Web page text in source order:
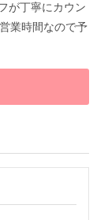
が丁寧にカウン
業時間なので予